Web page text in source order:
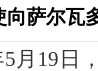
向萨尔瓦
5月 19 日